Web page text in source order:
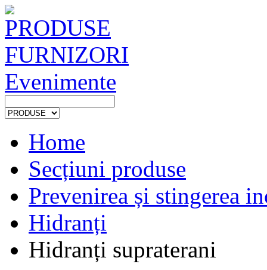
PRODUSE
FURNIZORI
Evenimente
Home
Secțiuni produse
Prevenirea și stingerea
Hidranți
Hidranți supraterani